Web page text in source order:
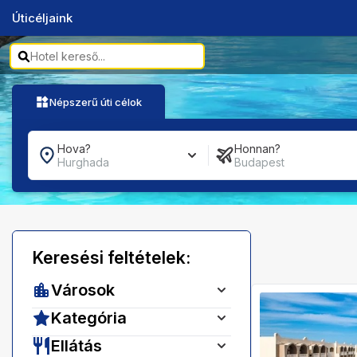
Úticéljaink
Népszerű úti célok
Hova?
Hurghada
Honnan?
Budapest
Keresési feltételek:
Városok
Kategória
Ellátás